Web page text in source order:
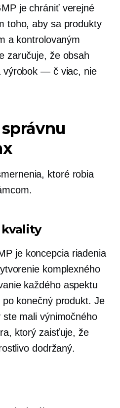
je chrániť verejné
toho, aby sa produkty
a kontrolovaným
zaručuje, že obsah
výrobok — čviac, nie
ktoré robia
kvality
je koncepcia riadenia
komplexného
každého aspektu
konečný produkt. Je
mali výnimočného
ktorý zaisťuje, že
dodržaný.